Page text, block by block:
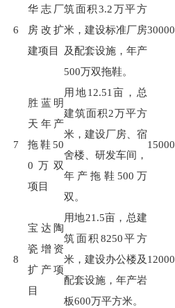
6
华志厂
房改扩
建项目
筑面积3.2万平方
米，建设标准厂房
及配套设施，年产
500万双拖鞋。
30000
7
胜蓝明
天年产
拖鞋50
0万双
项目
用地12.51 亩，总
建筑面积2万平方
米，建设厂房、宿
舍楼、研发车间，
年产拖鞋 500 万
双。
15000
8
宝达陶
瓷增资
扩产项
目
用地21.5亩，总建
筑面积 8250平方
米，建设办公楼及
配套设施，年产岩
板600万平方米。
12000